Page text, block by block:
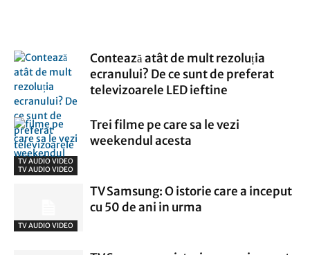
TV AUDIO VIDEO
Contează atât de mult rezoluția
ecranului? De ce sunt de preferat
televizoarele LED ieftine
TV AUDIO VIDEO
Trei filme pe care sa le vezi
weekendul acesta
TV AUDIO VIDEO
TV Samsung: O istorie care a inceput
cu 50 de ani in urma